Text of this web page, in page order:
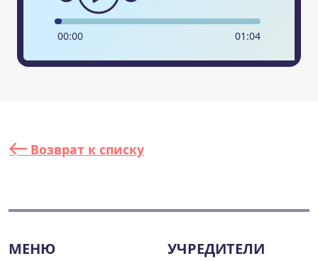
00:00 01 :04
Возврат к списку
МЕНЮ УЧРЕДИТЕЛИ